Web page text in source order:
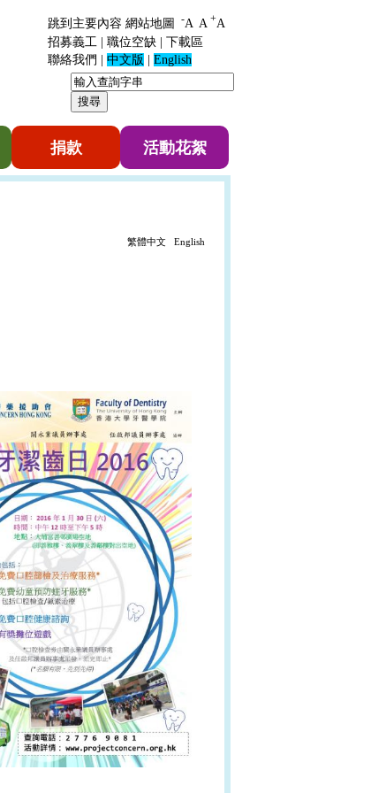
跳到主要內容 網站地圖 -A A +A
招募義工 | 職位空缺 | 下載區
聯絡我們
中文版 English
捐款 活動花絮
繁體中文 English